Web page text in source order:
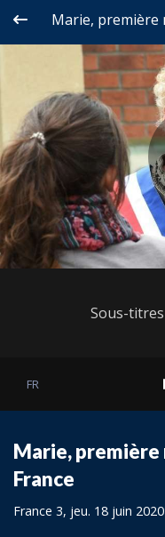
Marie, première
Sous-
FR
Marie,
France
France 3, jeu. 18 juin 2020